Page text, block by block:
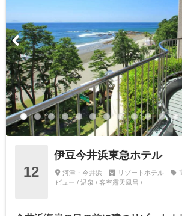
12
伊豆今井浜東急ホテル
河津・今井浜 リゾートホテル
ビュー / 温泉 / 客室露天風呂 /